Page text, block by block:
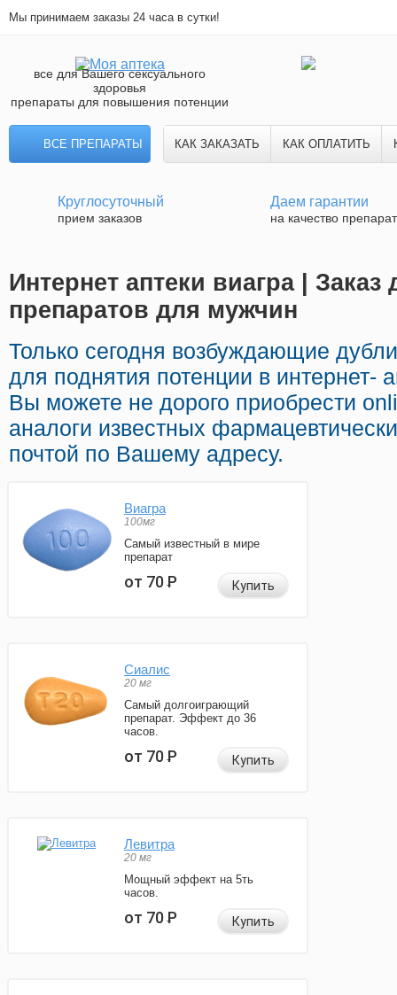
Мы принимаем заказы 24 часа в сутки!
все для Вашего сексуального
здоровья
препараты для повышения потенции
ВСЕ ПРЕПАРАТЫ КАК ЗАКАЗАТЬ КАК ОПЛАТИТЬ
Круглосуточный
прием заказов
Даем гарантии
на качество
Интернет аптеки виагра |
препаратов для мужчин
Только сегодня возбуждающие
для поднятия потенции в интернет-
Вы можете не дорого приобрести
аналоги известных
почтой по Вашему адресу.
Виагра
100мг
Самый известный в мире
препарат
от 70Р Купить
Сиалис
20 мг
Самый долгоиграющий
препарат. Эффект до 36
часов.
от 70Р Купить
Левитра
20 мг
Мощный эффект на 5ть
часов.
от 70Р Купить